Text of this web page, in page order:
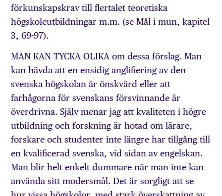
förkunskapskrav till flertalet teoretiska
högskoleutbildningar m.m. (se Mål i mun, kapitel
3, 69-97).
MAN KAN TYCKA OLIKA om dessa förslag. Man
kan hävda att en ensidig anglifiering av den
svenska högskolan är önskvärd eller att
farhågorna för svenskans försvinnande är
överdrivna. Själv menar jag att kvaliteten i högre
utbildning och forskning är hotad om lärare,
forskare och studenter inte längre har tillgång till
en kvalificerad svenska, vid sidan av engelskan.
Man blir helt enkelt dummare när man inte kan
använda sitt modersmål. Det är sorgligt att se